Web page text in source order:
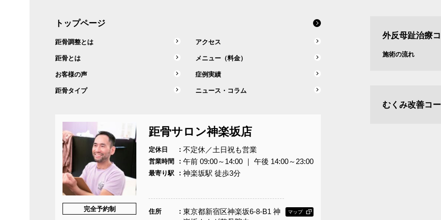
トップページ
距骨調整とは アクセス
距骨とは メニュー（料金）
お客様の声 症例実績
距骨タイプ ニュース・コラム
距骨サロン神楽坂店
定休日 不定休／土日祝も営業
営業時間 午前 09:00～14:00 ｜ 午後 14:00～23:00
最寄り駅 神楽坂駅 徒歩3分
住所
東京都新宿区神楽坂6-8-B1 神
マップ
完全予約制
外反母趾治療
施術の流れ
むくみ改善コ